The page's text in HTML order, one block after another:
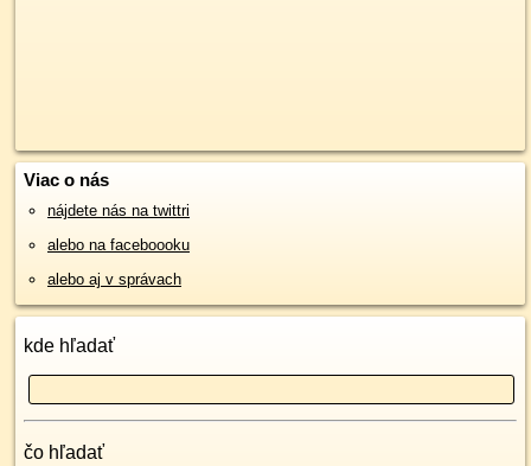
Viac o nás
nájdete nás na twittri
alebo na faceboooku
alebo aj v správach
kde hľadať
čo hľadať